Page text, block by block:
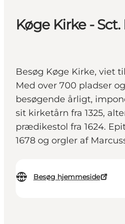
Køge Kirke -
Besøg Køge Kirke, viet
Med over 700 pladser
besøgende årligt,
sit kirketårn fra 1325,
prædikestol fra 1624.
1678 og orgler af
Besøg hjemmeside